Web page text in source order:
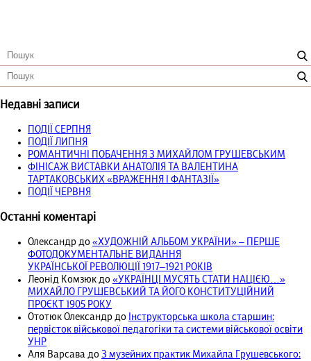
Недавні записи
ПОДІЇ СЕРПНЯ
ПОДІЇ ЛИПНЯ
РОМАНТИЧНІ ПОБАЧЕННЯ З МИХАЙЛОМ ГРУШЕВСЬКИМ
ФІНІСАЖ ВИСТАВКИ АНАТОЛІЯ ТА ВАЛЕНТИНА
ТАРТАКОВСЬКИХ «ВРАЖЕННЯ І ФАНТАЗІЇ»
ПОДІЇ ЧЕРВНЯ
Останні коментарі
Олександр до «ХУДОЖНІЙ АЛЬБОМ УКРАЇНИ» – ПЕРШЕ
ФОТОДОКУМЕНТАЛЬНЕ ВИДАННЯ
УКРАЇНСЬКОЇ РЕВОЛЮЦІЇ 1917‒1921 РОКІВ
Леонід Комзюк до «УКРАЇНЦІ МУСЯТЬ СТАТИ НАЦІЄЮ…»
МИХАЙЛО ГРУШЕВСЬКИЙ ТА ЙОГО КОНСТИТУЦІЙНИЙ
ПРОЄКТ 1905 РОКУ
Ототюк Олександр до Інструкторська школа старшин:
первісток військової педагогіки та системи військової освіти
УНР
Аля Варсава до З музейних практик Михайла Грушевського: